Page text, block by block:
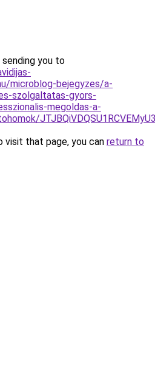
sending you to
microblog-bejegyzes/a-
szolgaltatas-gyors-
megoldas-a-
that page, you can return to